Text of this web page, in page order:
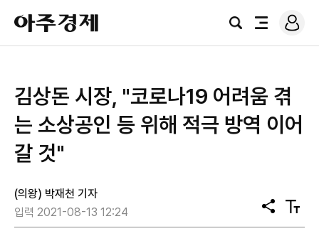
아
주
경
검
전
로
그
김상돈 시장, "코로나19 어려움 겪
는 소상공인 등 위해 적극 방역 이어
갈 것"
(의왕) 박재천 기자
입력 2021-08-13 12:24
공
유
텍
스